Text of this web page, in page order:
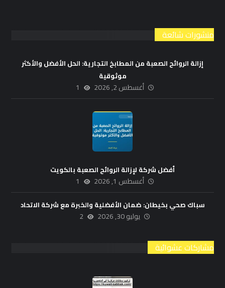
منشورات شائعة
إزالة الروائح الصعبة من المطابخ التجارية: الحل الأفضل والأكثر
موثوقية
أغسطس 2, 2026 1
أفضل شركة لإزالة الروائح الصعبة بالكويت
أغسطس 1, 2026 1
سباك صحي بخيطان: ضمان الأفضلية والخبرة مع شركة الاتحاد
يوليو 30, 2026 2
مشاركات عشوائية